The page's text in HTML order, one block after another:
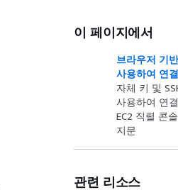
이 페이지에서
브라우저 기
사용하여 연결
자체 키 및
사용하여 연결
EC2 직렬 콘
지문
관련 리소스